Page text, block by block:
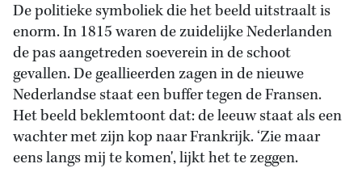
De politieke symboliek die het beeld uitstraalt is
enorm. In 1815 waren de zuidelijke Nederlanden
de pas aangetreden soeverein in de schoot
gevallen. De geallieerden zagen in de nieuwe
Nederlandse staat een buffer tegen de Fransen.
Het beeld beklemtoont dat: de leeuw staat als een
wachter met zijn kop naar Frankrijk. ‘Zie maar
eens langs mij te komen', lijkt het te zeggen.